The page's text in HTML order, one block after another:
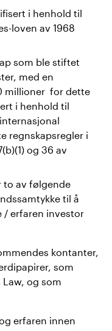
i henhold til
loven av 1968
som ble stiftet
med en
millioner for dette
i henhold til
regnskapsregler i
og 36 av
to av følgende
til å
/ erfaren investor
kontanter,
som
og som
erfaren innen